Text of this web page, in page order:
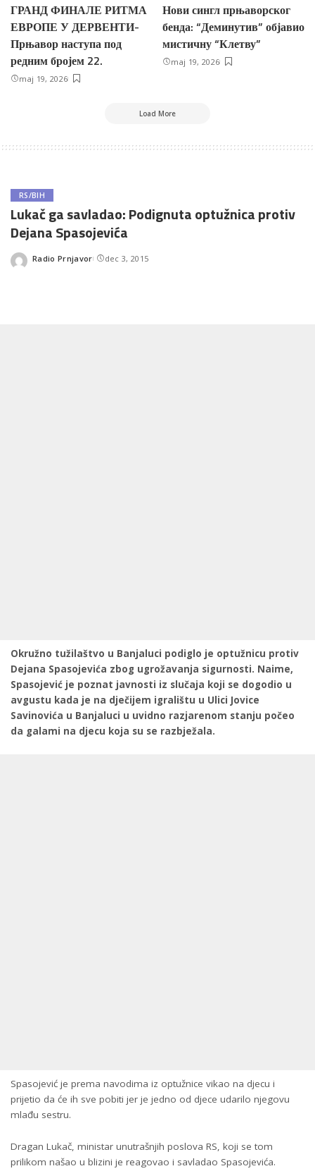
ГРАНД ФИНАЛЕ РИТМА
ЕВРОПЕ У ДЕРВЕНТИ-
Прњавор наступа под
редним бројем 22.
maj 19, 2026
Нови сингл прњаворског
бенда: “Деминутив” објавио
мистичну “Клетву”
maj 19, 2026
Load More
RS/BIH
Lukač ga savladao: Podignuta optužnica protiv
Dejana Spasojevića
Posted
Radio Prnjavor dec 3, 2015
Okružno tužilaštvo u Banjaluci podiglo je optužnicu protiv
Dejana Spasojevića zbog ugrožavanja sigurnosti. Naime,
Spasojević je poznat javnosti iz slučaja koji se dogodio u
avgustu kada je na dječijem igralištu u Ulici Jovice
Savinovića u Banjaluci u uvidno razjarenom stanju počeo
da galami na djecu koja su se razbježala.
Spasojević je prema navodima iz optužnice vikao na djecu i
prijetio da će ih sve pobiti jer je jedno od djece udarilo njegovu
mlađu sestru.
Dragan Lukač, ministar unutrašnjih poslova RS, koji se tom
prilikom našao u blizini je reagovao i savladao Spasojevića.